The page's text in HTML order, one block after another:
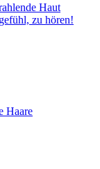
Haut
zu hören!
Haare